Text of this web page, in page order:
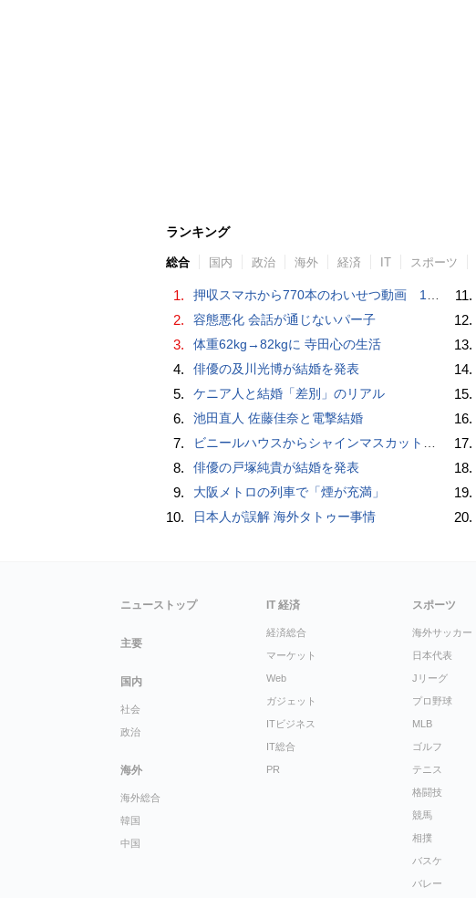
ランキング
総合 国内 政治 海外 経済 IT スポーツ
1. 押収スマホから770本のわいせつ動画 15歳少女に酒と薬飲ませ性的暴行か 54歳男を再逮捕 「薬もありますよ」とSNSで誘い出し
2. 容態悪化 会話が通じないパー子
3. 体重62kg→82kgに 寺田心の生活
4. 俳優の及川光博が結婚を発表
5. ケニア人と結婚「差別」のリアル
6. 池田直人 佐藤佳奈と電撃結婚
7. ビニールハウスからシャインマスカット約200房を盗んだ疑い ネットで販売か 無職の男（42）逮捕 岡山県警
8. 俳優の戸塚純貴が結婚を発表
9. 大阪メトロの列車で「煙が充満」
10. 日本人が誤解 海外タトゥー事情
11.
12.
13.
14.
15.
16.
17.
18.
19.
20.
ニューストップ
主要
国内
社会
政治
海外
海外総合
韓国
中国
IT 経済
経済総合
マーケット
Web
ガジェット
ITビジネス
IT総合
PR
スポーツ
海外サッカー
日本代表
Jリーグ
プロ野球
MLB
ゴルフ
テニス
格闘技
競馬
相撲
バスケ
バレー